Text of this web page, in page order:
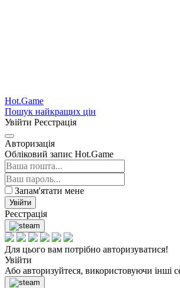
Hot.Game
Пошук найкращих цін
Увійти Реєстрація
Авторизація
Обліковий запис Hot.Game
Запам'ятати мене
Увійти
Реєстрація
Для цього вам потрібно авторизуватися!
Увійти
Або авторизуйтеся, використовуючи інші